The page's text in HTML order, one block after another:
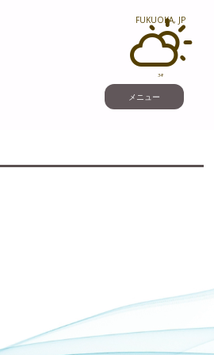
メニュー
FUKUOKA, JP
34°